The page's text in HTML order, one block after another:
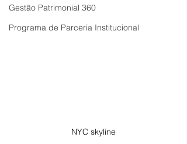
Gestão Patrimonial 360
Programa de Parceria Institucional
NYC skyline